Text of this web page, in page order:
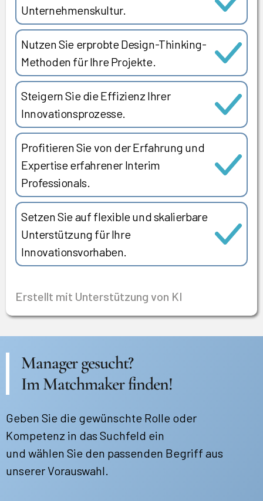
Unternehmenskultur.
Nutzen Sie erprobte Design-Thinking-
Methoden für Ihre Projekte.
Steigern Sie die Effizienz Ihrer
Innovationsprozesse.
Profitieren Sie von der Erfahrung und
Expertise erfahrener Interim
Professionals.
Setzen Sie auf flexible und skalierbare
Unterstützung für Ihre
Innovationsvorhaben.
Erstellt mit Unterstützung von KI
Manager gesucht?
Im Matchmaker finden!
Geben Sie die gewünschte Rolle oder
Kompetenz in das Suchfeld ein
und wählen Sie den passenden Begriff aus
unserer Vorauswahl.